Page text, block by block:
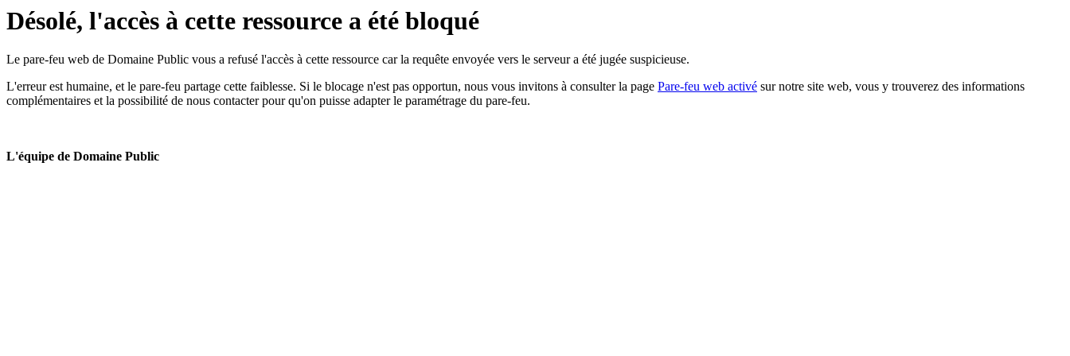
Désolé, l'accès à cette ressource a été bloqué
Le pare-feu web de Domaine Public vous a refusé l'accès à cette ressource car la requête envoyée vers le serveur a été jugée suspicieuse.
L'erreur est humaine, et le pare-feu partage cette faiblesse. Si le blocage n'est pas opportun, nous vous invitons à consulter la page Pare-feu web activé sur notre site web, vous y trouverez des informations
complémentaires et la possibilité de nous contacter pour qu'on puisse adapter le paramétrage du pare-feu.
L'équipe de Domaine Public